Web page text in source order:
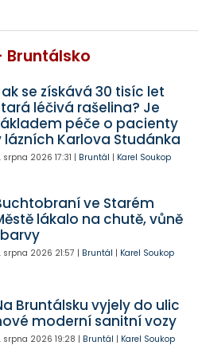
Bruntálsko
se získává 30 tisíc let
léčivá rašelina? Je
péče o pacienty
lázních Karlova Studánka
srpna 2026 17:31 | Bruntál | Karel Soukop
ve Starém
lákalo na chutě, vůně
srpna 2026 21:57 | Bruntál | Karel Soukop
Bruntálsku vyjely do ulic
moderní sanitní vozy
srpna 2026 19:28 | Bruntál | Karel Soukop